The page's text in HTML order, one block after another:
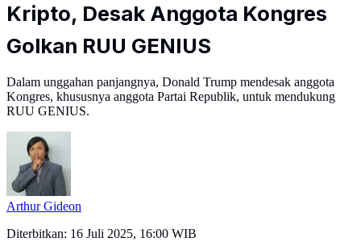
Kripto, Desak Anggota Kongres
Golkan RUU GENIUS
Dalam unggahan panjangnya, Donald Trump mendesak anggota
Kongres, khususnya anggota Partai Republik, untuk mendukung
RUU GENIUS.
Arthur Gideon
Diterbitkan: 16 Juli 2025, 16:00 WIB